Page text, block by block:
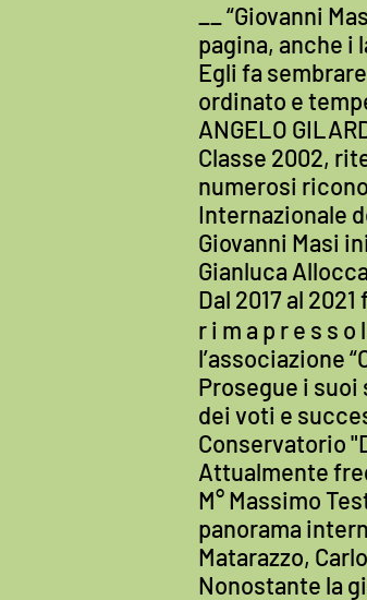
__ “Giovanni
pagina, anche i
Egli fa
ordinato e
ANGELO
Classe 2002,
numerosi
Internazionale
Giovanni Masi
Gianluca
Dal 2017 al
r i m a p r e s s o
l’associazione
Prosegue i suoi
dei voti e
Conservatorio
Attualmente
M° Massimo
panorama
Matarazzo,
Nonostante la